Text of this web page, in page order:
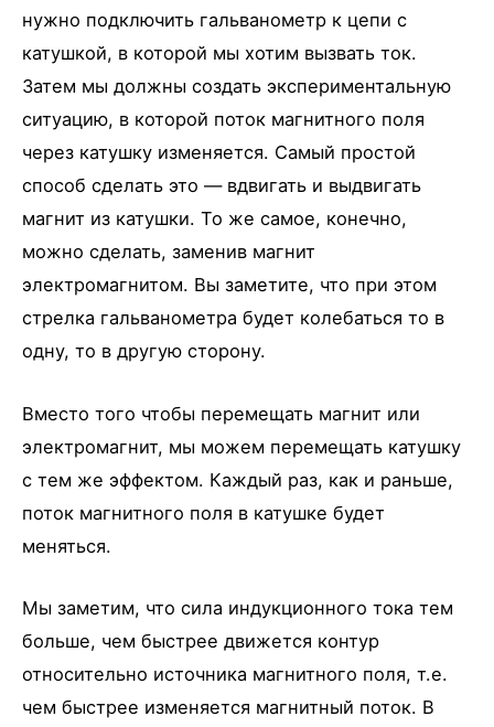
нужно подключить гальванометр к цепи с
катушкой, в которой мы хотим вызвать ток.
Затем мы должны создать экспериментальную
ситуацию, в которой поток магнитного поля
через катушку изменяется. Самый простой
способ сделать это — вдвигать и выдвигать
магнит из катушки. То же самое, конечно,
можно сделать, заменив магнит
электромагнитом. Вы заметите, что при этом
стрелка гальванометра будет колебаться то в
одну, то в другую сторону.
Вместо того чтобы перемещать магнит или
электромагнит, мы можем перемещать катушку
с тем же эффектом. Каждый раз, как и раньше,
поток магнитного поля в катушке будет
меняться.
Мы заметим, что сила индукционного тока тем
больше, чем быстрее движется контур
относительно источника магнитного поля, т.е.
чем быстрее изменяется магнитный поток. В